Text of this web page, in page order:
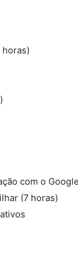
com o
(7 horas)